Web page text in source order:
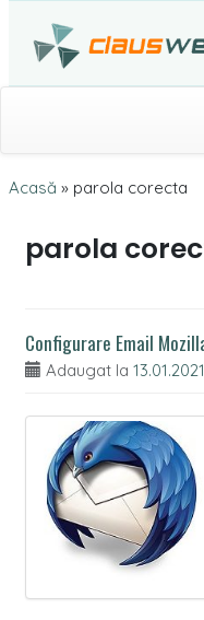
Acasă » parola corecta
parola
Configurare Email
Adaugat la 13.01.2021